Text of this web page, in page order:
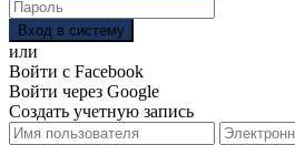
Вход в систему
или
Войти с Facebook
Войти через Google
Создать учетную запись